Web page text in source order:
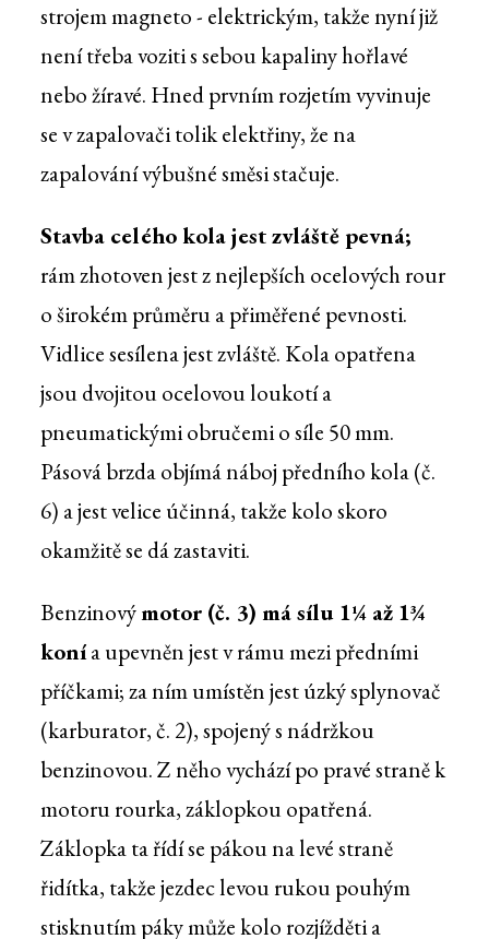
strojem magneto - elektrickým, takže nyní již
není třeba voziti s sebou kapaliny hořlavé
nebo žíravé. Hned prvním rozjetím vyvinuje
se v zapalovači tolik elektřiny, že na
zapalování výbušné směsi stačuje.
Stavba celého kola jest zvláště pevná;
rám zhotoven jest z nejlepších ocelových rour
o širokém průměru a přiměřené pevnosti.
Vidlice sesílena jest zvláště. Kola opatřena
jsou dvojitou ocelovou loukotí a
pneumatickými obručemi o síle 50 mm.
Pásová brzda objímá náboj předního kola (č.
6) a jest velice účinná, takže kolo skoro
okamžitě se dá zastaviti.
Benzinovýmotor (č. 3) má sílu 1¼ až 1¾
konía upevněn jest v rámu mezi předními
příčkami; za ním umístěn jest úzký splynovač
(karburator, č. 2), spojený s nádržkou
benzinovou. Z něho vychází po pravé straně k
motoru rourka, záklopkou opatřená.
Záklopka ta řídí se pákou na levé straně
řidítka, takže jezdec levou rukou pouhým
stisknutím páky může kolo rozjížděti a